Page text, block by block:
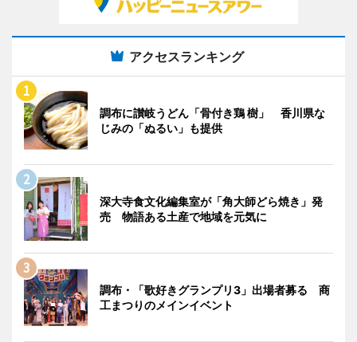
アクセスランキング
調布に讃岐うどん「骨付き鶏 樹」 香川県な
じみの「ぬるい」も提供
深大寺食文化編集室が「角大師どら焼き」発
売 物語ある土産で地域を元気に
調布・「歌好きグランプリ3」出場者募る 商
工まつりのメインイベント